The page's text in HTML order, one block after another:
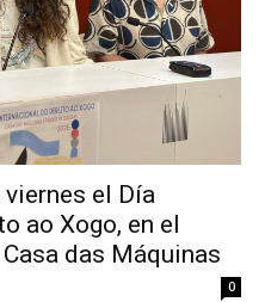
el Día
ao Xogo, en el
das Máquinas
0